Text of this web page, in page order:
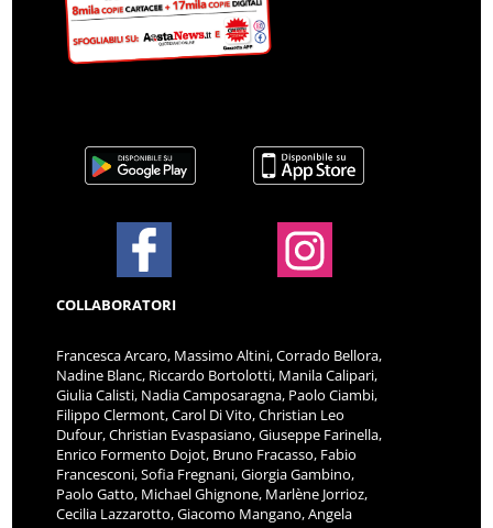
COLLABORATORI
Francesca Arcaro, Massimo Altini, Corrado Bellora,
Nadine Blanc, Riccardo Bortolotti, Manila Calipari,
Giulia Calisti, Nadia Camposaragna, Paolo Ciambi,
Filippo Clermont, Carol Di Vito, Christian Leo
Dufour, Christian Evaspasiano, Giuseppe Farinella,
Enrico Formento Dojot, Bruno Fracasso, Fabio
Francesconi, Sofia Fregnani, Giorgia Gambino,
Paolo Gatto, Michael Ghignone, Marlène Jorrioz,
Cecilia Lazzarotto, Giacomo Mangano, Angela